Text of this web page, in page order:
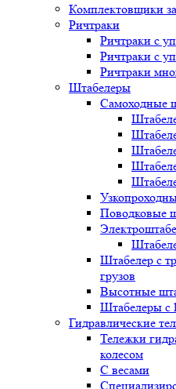
Комплектовщики
Ричтраки
Ричтраки с
Ричтраки с
Ричтраки
Штабелеры
Самоходные
Поводковые
Штабелер с
грузов
Высотные
Штабелеры
Гидравлические
Тележки
колесом
С весами